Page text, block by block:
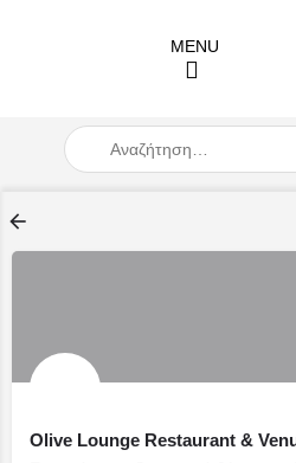
When autocomplete results
Olive Lounge Restaurant &